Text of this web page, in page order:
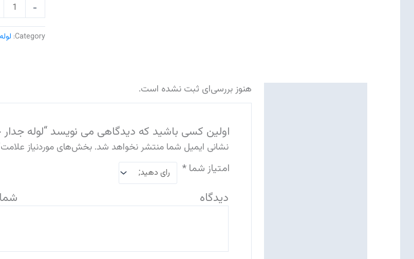
-
Category:
هنوز بررسی‌ای ثبت نشده است.
اولین کسی باشید که دیدگاهی می نویسد “لوله جدار چاه 12 اینچ 5
نشانی ایمیل شما منتشر نخواهد شد. بخش‌های موردنیاز
امتیاز شما*